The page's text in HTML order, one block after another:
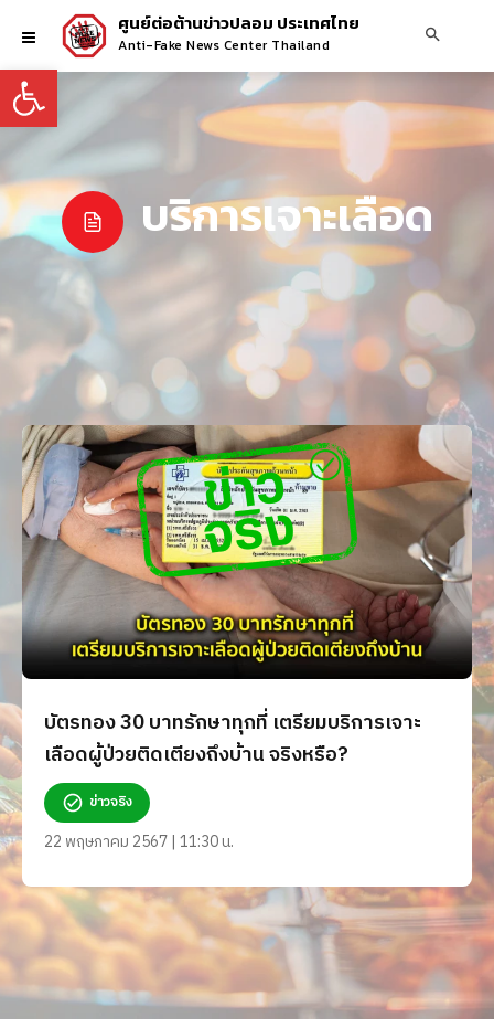
Open toolbar
ศูนย์ต่อต้านข่าวปลอม ประเทศไทย
Anti-Fake News Center Thailand
บริการเจาะเลือด
บัตรทอง 30 บาทรักษาทุกที่ เตรียมบริการเจาะ
เลือดผู้ป่วยติดเตียงถึงบ้าน จริงหรือ?
ข่าวจริง
22 พฤษภาคม 2567 | 11:30 น.